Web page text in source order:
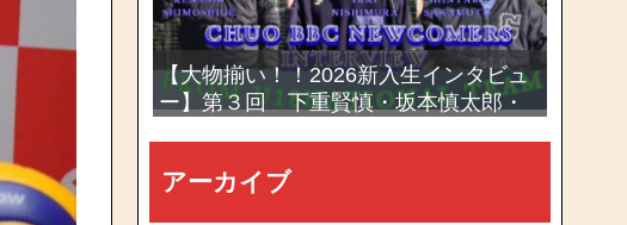
【大物揃い！！2026新入生インタビュ
ー】第３回 下重賢慎・坂本慎太郎・
アーカイブ